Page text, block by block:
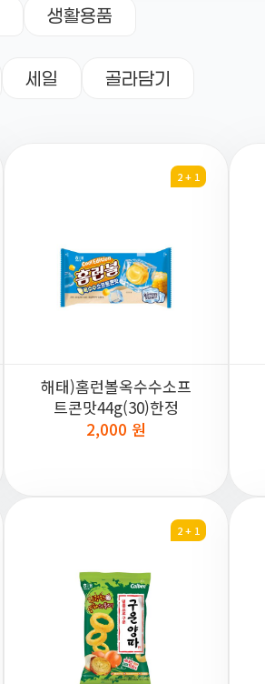
생활용품
세일 골라담기
2 + 1
해태)홈런볼옥수수소프
트콘맛44g(30)한정
2,000 원
2 + 1